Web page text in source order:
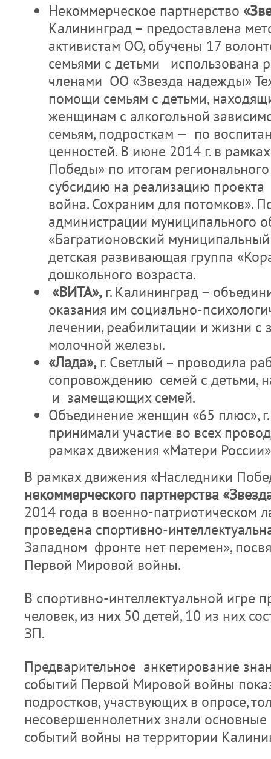
Некоммерческое партнерство
Калининград – предоставлена
активистам ОО, обучены 17
семьями с детьми использована
членами ОО «Звезда надежды»
помощи семьям с детьми,
женщинам с алкогольной
семьям, подросткам — по
ценностей. В июне 2014 г. в
Победы» по итогам
субсидию на реализацию проекта
война. Сохраним для потомков».
администрации муниципального
«Багратионовский
детская развивающая группа
дошкольного возраста.
«ВИТА»,г. Калининград –
оказания им социально-
лечении, реабилитации и жизни с
молочной железы.
«Лада»,г. Светлый – проводила
сопровождению семей с детьми,
и замещающих семей.
Объединение женщин «65 плюс», г.
принимали участие во всех
рамках движения «Матери
В рамках движения «Наследники
некоммерческого партнерства
2014 года в военно-патриотическом
проведена спортивно-
Западном фронте нет перемен»,
Первой Мировой войны.
В спортивно-интеллектуальной игре
человек, из них 50 детей, 10 из них
ЗП.
Предварительное анкетирование
событий Первой Мировой войны
подростков, участвующих в опросе,
несовершеннолетних знали основные
событий войны на территории